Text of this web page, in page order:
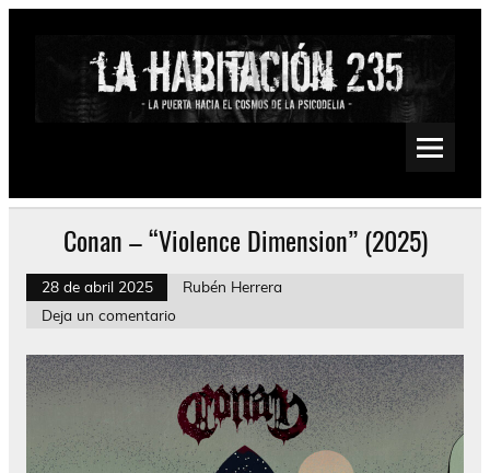
Saltar
Psychedelic, Stoner, Doom, Sludge, Fuzz, Space, Drone
Conan – “Violence Dimension” (2025)
28 de abril 2025
Rubén Herrera
Deja un comentario